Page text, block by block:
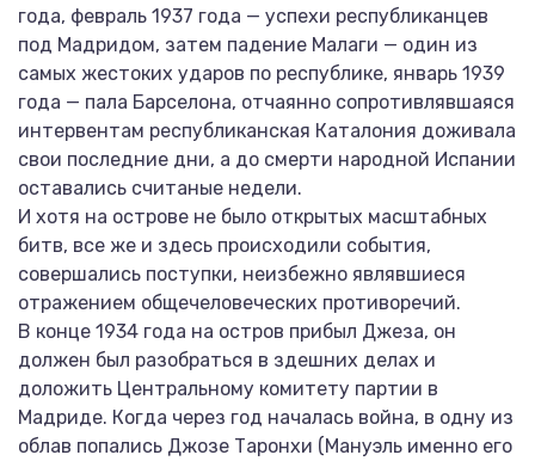
года, февраль 1937 года — успехи республиканцев
под Мадридом, затем падение Малаги — один из
самых жестоких ударов по республике, январь 1939
года — пала Барселона, отчаянно сопротивлявшаяся
интервентам республиканская Каталония доживала
свои последние дни, а до смерти народной Испании
оставались считаные недели.
И хотя на острове не было открытых масштабных
битв, все же и здесь происходили события,
совершались поступки, неизбежно являвшиеся
отражением общечеловеческих противоречий.
В конце 1934 года на остров прибыл Джеза, он
должен был разобраться в здешних делах и
доложить Центральному комитету партии в
Мадриде. Когда через год началась война, в одну из
облав попались Джозе Таронхи (Мануэль именно его